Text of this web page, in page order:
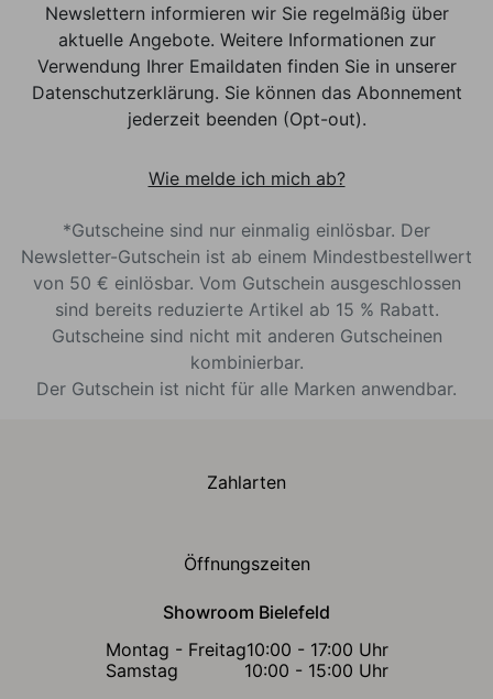
Newslettern informieren wir Sie regelmäßig über
aktuelle Angebote. Weitere Informationen zur
Verwendung Ihrer Emaildaten finden Sie in unserer
Datenschutzerklärung. Sie können das Abonnement
jederzeit beenden (Opt-out).
Wie melde ich mich ab?
*Gutscheine sind nur einmalig einlösbar. Der
Newsletter-Gutschein ist ab einem Mindestbestellwert
von 50 € einlösbar. Vom Gutschein ausgeschlossen
sind bereits reduzierte Artikel ab 15 % Rabatt.
Gutscheine sind nicht mit anderen Gutscheinen
kombinierbar.
Der Gutschein ist nicht für alle Marken anwendbar.
Zahlarten
Öffnungszeiten
Showroom Bielefeld
Montag - Freitag10:00 - 17:00 Uhr
Samstag
10:00 - 15:00 Uhr